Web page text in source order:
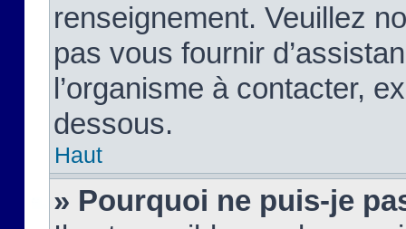
renseignement. Veuillez
pas vous fournir
l’organisme à contacter,
dessous.
Haut
» Pourquoi ne puis-je